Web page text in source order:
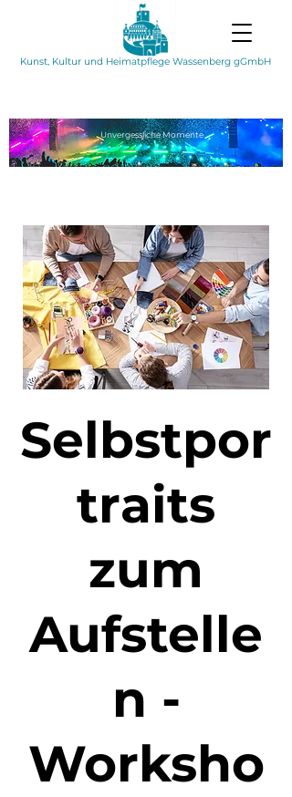
Kunst, Kultur und Heimatpflege Wassenberg gGmbH
UnvergesslicheMomente
Selbstpor
traits
zum
Aufstelle
n -
Worksho